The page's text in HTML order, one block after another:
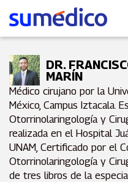
DR.
MARÍN
Médico cirujano por la
México, Campus Iztacala.
Otorrinolaringología y
realizada en el Hospital
UNAM, Certificado por el
Otorrinolaringología y
de tres libros de la